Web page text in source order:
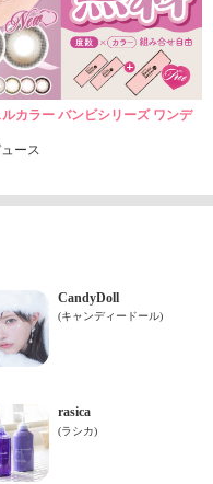
カラー バンビシリーズ ワンデ
ース